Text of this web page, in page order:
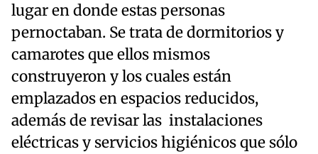
lugar en donde estas personas
pernoctaban. Se trata de dormitorios y
camarotes que ellos mismos
construyeron y los cuales están
emplazados en espacios reducidos,
además de revisar las instalaciones
eléctricas y servicios higiénicos que sólo